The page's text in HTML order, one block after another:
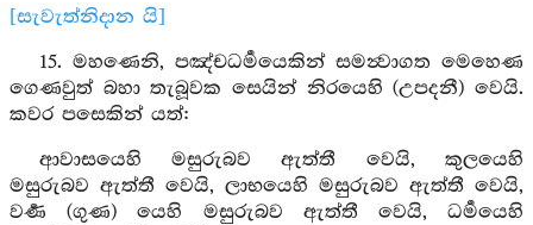
[සැවැත්නිදාන යි]
15. මහණෙනි, පඤ්චධර්‍මයෙකින් සමන්‍වාගත මෙහෙණ
ගෙණවුත් බහා තැබූවක සෙයින් නිරයෙහි (උපදනී) වෙයි.
කවර පසෙකින් යත්:
ආවාසයෙහි මසුරුබව ඇත්තී වෙයි, කුලයෙහි
මසුරුබව ඇත්තී වෙයි, ලාභයෙහි මසුරුබව ඇත්තී වෙයි,
වර්‍ණ (ගුණ) යෙහි මසුරුබව ඇත්තී වෙයි, ධර්‍මයෙහි